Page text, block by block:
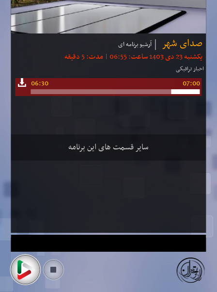
صدای شهر آرشیو برنامه ای
یکشنبه 23 دی 1403 ساعت: 06:55 | مدت: 5 دقیقه
اخبار ترافیكی
06:30 07:00
سایر قسمت های این برنامه